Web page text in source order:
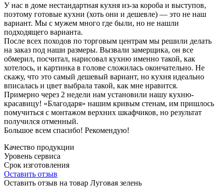
У нас в доме нестандартная кухня из-за короба и выступов,
поэтому готовые кухни (хоть они и дешевле) — это не наш
вариант. Мы с мужем много где были, но не нашли
подходящего варианта.
После всех походов по торговым центрам мы решили делать
на заказ под наши размеры. Вызвали замерщика, он все
обмерил, посчитал, нарисовал кухню именно такой, как
хотелось, и картинка в голове сложилась окончательно. Не
скажу, что это самый дешевый вариант, но кухня идеально
вписалась и цвет выбрала такой, как мне нравится.
Примерно через 2 недели нам установили нашу кухню-
красавицу! «Благодаря» нашим кривым стенам, им пришлось
помучиться с монтажом верхних шкафчиков, но результат
получился отменный.
Большое всем спасибо! Рекомендую!
Качество продукции
Уровень сервиса
Срок изготовления
Оставить отзыв
Оставить отзыв на товар Луговая зелень